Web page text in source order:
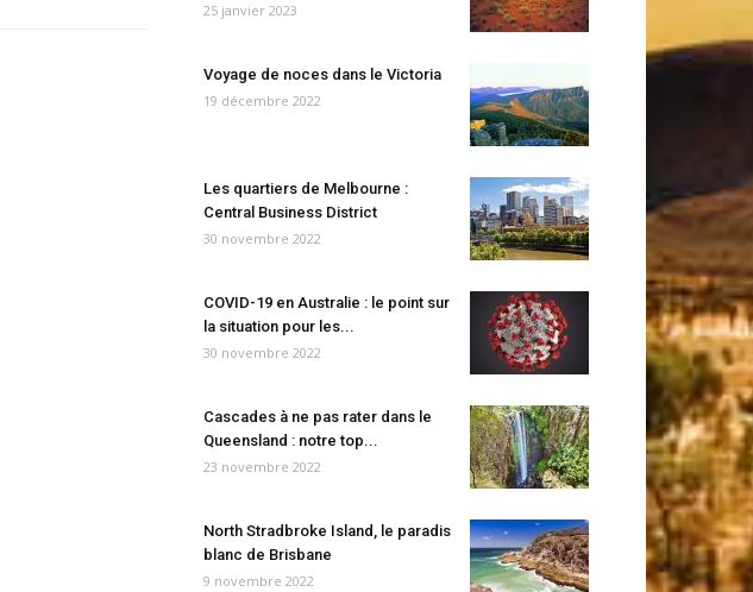
25 janvier 2023
Voyage de noces dans le Victoria
19 décembre 2022
Les quartiers de Melbourne :
Central Business District
30 novembre 2022
COVID-19 en Australie : le point sur
la situation pour les...
30 novembre 2022
Cascades à ne pas rater dans le
Queensland : notre top...
23 novembre 2022
North Stradbroke Island, le paradis
blanc de Brisbane
9 novembre 2022